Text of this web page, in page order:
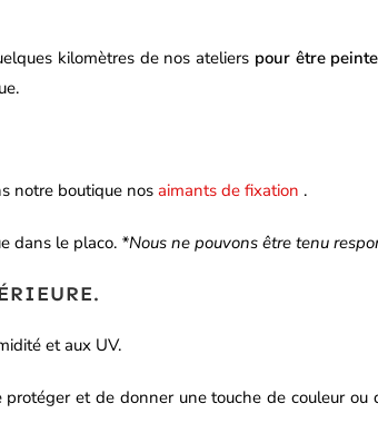
kilomètres de nos ateliers pour être
notre boutique nos aimants de fixation .
dans le placo. *Nous ne pouvons être tenu
et aux UV.
et de donner une touche de couleur ou